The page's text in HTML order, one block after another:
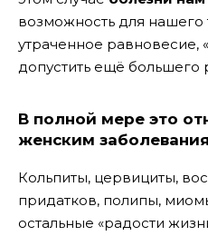
возможность для нашего
утраченное равновесие,
допустить ещё большего
В полной мере это
женским
Кольпиты, цервициты,
придатков, полипы,
остальные «радости